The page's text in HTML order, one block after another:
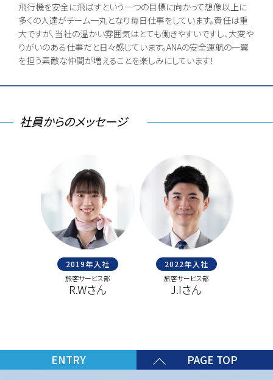
飛行機を安全に飛ばすという一つの目標に向かって想像以上に
多くの人達がチーム一丸となり毎日仕事をしています。責任は重
大ですが、当社の温かい雰囲気はとても働きやすいですし、大変や
りがいのある仕事だと日々感じています。ANAの安全運航の一翼
を担う素敵な仲間が増えることを楽しみにしています！
社員からのメッセージ
2019年入社
旅客サービス部
A.Kさん
2017年入社
オペレーションマネジメント部
R.Sさん
ENTRY PAGE TOP